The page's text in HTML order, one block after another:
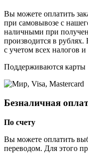
Вы можете оплатить
при самовывозе с
наличными при
производится в
с учетом всех налогов
Поддерживаются карты
Безналичная
По счету
Вы можете оплатить
переводом. Для этого